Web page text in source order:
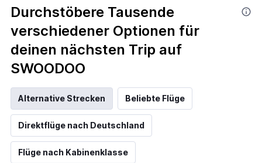
Durchstöbere Tausende
verschiedener Optionen für
deinen nächsten Trip auf
SWOODOO
Alternative Strecken Beliebte Flüge
Direktflüge nach Deutschland
Flüge nach Kabinenklasse